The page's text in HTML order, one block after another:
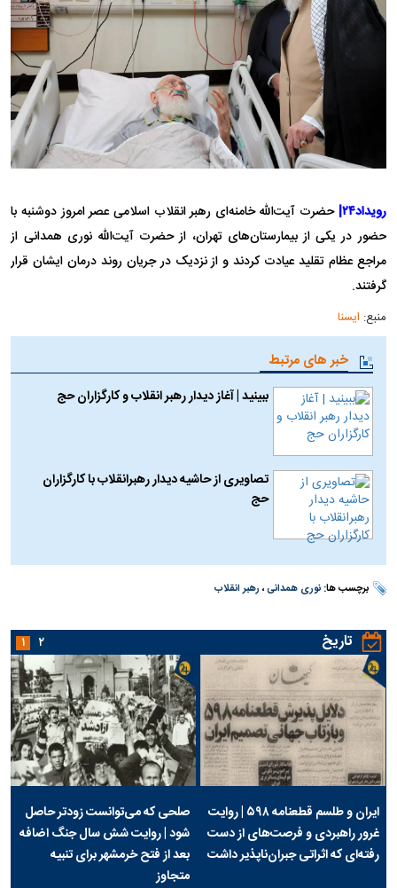
رویداد۲۴|
حضرت آیت‌الله خامنه‌ای رهبر انقلاب اسلامی عصر امروز دوشنبه با
حضور در یکی از بیمارستان‌های تهران، از حضرت آیت‌الله نوری همدانی از
مراجع عظام تقلید عیادت کردند و از نزدیک در جریان روند درمان ایشان قرار
گرفتند.
منبع: ایسنا
خبر های مرتبط
ببینید | آغاز دیدار رهبر انقلاب و کارگزاران حج
تصاویری از حاشیه دیدار رهبرانقلاب با کارگزاران
حج
برچسب ها:نوری همدانی، رهبر انقلاب
تاریخ
ایران و طلسم قطعنامه ۵۹۸ | روایت
غرور راهبردی و فرصت‌های از دست
رفته‌ای که اثراتی جبران‌ناپذیر داشت
صلحی که می‌توانست زودتر حاصل
شود | روایت شش سال جنگ اضافه
بعد از فتح خرمشهر برای تنبیه
متجاوز
۱ ۲